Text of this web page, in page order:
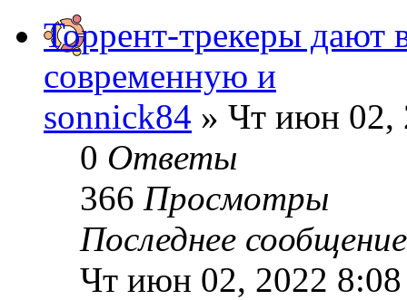
Торрент-трекеры дают
современную и
sonnick84 » Чт июн 02,
0 Ответы
366 Просмотры
Последнее
Чт июн 02, 2022 8:08